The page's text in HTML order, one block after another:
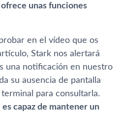
unas funciones
en el ví­deo que os
Stark nos alertará
una notificación en nuestro
su ausencia de pantalla
para consultarla.
capaz de mantener un